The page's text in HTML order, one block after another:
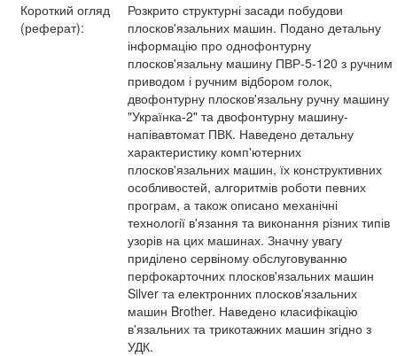
Короткий огляд
(реферат):
Розкрито структурні засади побудови
плосков'язальних машин. Подано детальну
інформацію про однофонтурну
плосков'язальну машину ПВР-5-120 з ручним
приводом і ручним відбором голок,
двофонтурну плосков'язальну ручну машину
"Українка-2" та двофонтурну машину-
напівавтомат ПВК. Наведено детальну
характеристику комп'ютерних
плосков'язальних машин, їх конструктивних
особливостей, алгоритмів роботи певних
програм, а також описано механічні
технології в'язання та виконання різних типів
узорів на цих машинах. Значну увагу
приділено сервіному обслуговуванню
перфокарточних плосков'язальних машин
Silver та електронних плосков'язальних
машин Brother. Наведено класифікацію
в'язальних та трикотажних машин згідно з
УДК.